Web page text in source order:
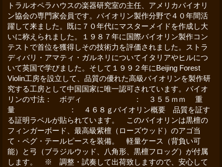
トラルオペラハウスの楽器研究室の主任、アメリカバイオリ
ン協会の専門家会員です。バイオリン製作分野で４０年間活
躍して来ました。既に７０年代にマスターメイドを作成し大
いに称えられました。１９８７年に国際バイオリン製作コン
テストで首位を獲得しその技術力を評価されました。ストラ
ディバリ・アマティ・ガルネリについてイタリアやヒルにつ
いて英国で学びました。そして１９９２年にBeijing Forest
Violin工房を設立して、品質の優れた高級バイオリンを製作研
究する工房として中国国家に唯一認可されています。バイオ
リンの寸法： ボディ ： ３５５ｍｍ 重
量 ： ４６８ｇバイオリン概要 品質を証す
る証明ラベルが貼られています。 このバイオリンは黒檀の
フィンガーボード、最高級紫檀（ローズウッド）のアゴ当
て・ペグ・テールピースを装備。 軽量ケース（背負い可
能）と弓（ブラジルウッド、八角形、黒檀フロッグ）が付属
します。 ※ 調整・試奏して出荷致しますので、安心して